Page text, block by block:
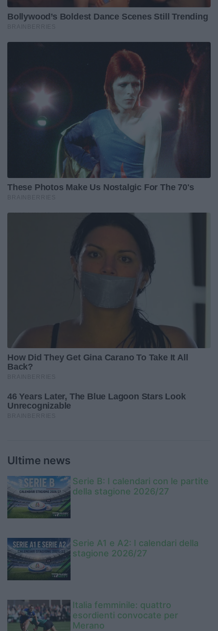
Ultime news
Serie B: I calendari con le partite
della stagione 2026/27
Serie A1 e A2: I calendari della
stagione 2026/27
Italia femminile: quattro
esordienti convocate per
Merano